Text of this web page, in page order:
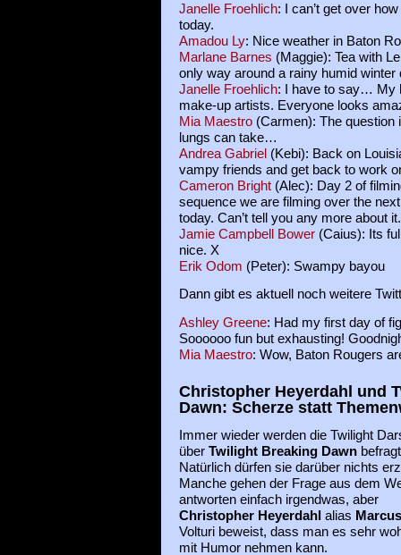
Janelle Froehlich: I can’t get over
today.
Amadou Ly: Nice weather in Baton
Marlane Barnes (Maggie): Tea with
only way around a rainy humid winter
Janelle Froehlich: I have to say… My
make-up artists. Everyone looks
Mia Maestro(Carmen): The question
lungs can take…
Andrea Gabriel (Kebi): Back on
vampy friends and get back to work
Cameron Bright(Alec): Day 2 of
sequence we are filming over the
today. Can’t tell you any more about
Jamie Campbell Bower(Caius): Its
nice. X
Erik Odom (Peter): Swampy bayou
Dann gibt es aktuell noch weitere
Ashley Greene: Had my first day of
Soooooo fun but exhausting!
Mia Maestro: Wow, Baton Rougers
Christopher Heyerdahl und
Dawn: Scherze statt
Immer wieder werden die Twilight
über Twilight Breaking Dawn
Natürlich dürfen sie darüber nichts
Manche gehen der Frage aus dem
antworten einfach irgendwas, aber
Christopher Heyerdahl alias
Volturi beweist, dass man es sehr
mit Humor nehmen kann.